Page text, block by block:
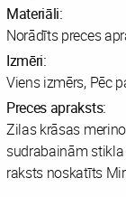
Materiāli:
Norādīts preces
Izmēri:
Viens izmērs, Pēc
Preces apraksts:
Zilas krāsas
sudrabainām
raksts noskatīts